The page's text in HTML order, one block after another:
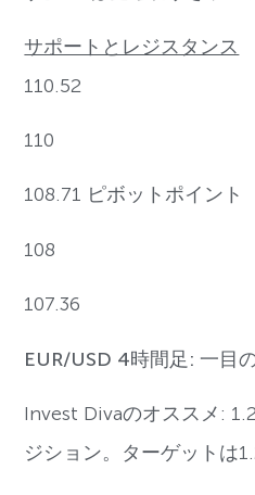
サポートとレジスタンス
110.52
110
108.71 ピボットポイント
108
107.36
EUR/USD 4時間足: 一目
Invest Divaのオススメ:
ジション。ターゲットは